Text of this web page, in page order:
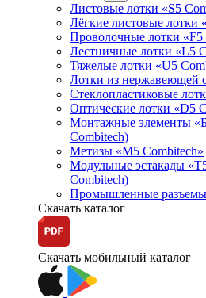
Листовые лотки «S5
Лёгкие листовые лотки
Проволочные лотки «F5
Лестничные лотки «L5
Тяжелые лотки «U5
Лотки из нержавеющей
Стеклопластиковые
Оптические лотки «D5
Монтажные элементы
Combitech)
Метизы «M5 Combitech»
Модульные эстакады
Combitech)
Промышленные разъемы
Скачать каталог
Скачать мобильный каталог